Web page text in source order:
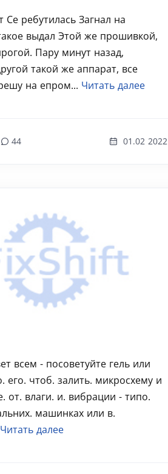
Се ребутилась Загнал на
выдал Этой же прошивкой,
Пару минут назад,
такой же аппарат, все
на епром... Читать далее
44 01.02 2022
всем - посоветуйте гель или
его. чтоб. залить. микросхему и
от. влаги. и. вибрации - типо.
машинках или в.
Читать далее